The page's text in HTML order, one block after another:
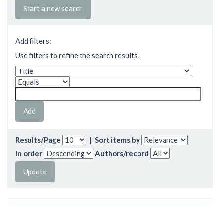
Start a new search
Add filters:
Use filters to refine the search results.
Results/Page | Sort items by
In order
Authors/record